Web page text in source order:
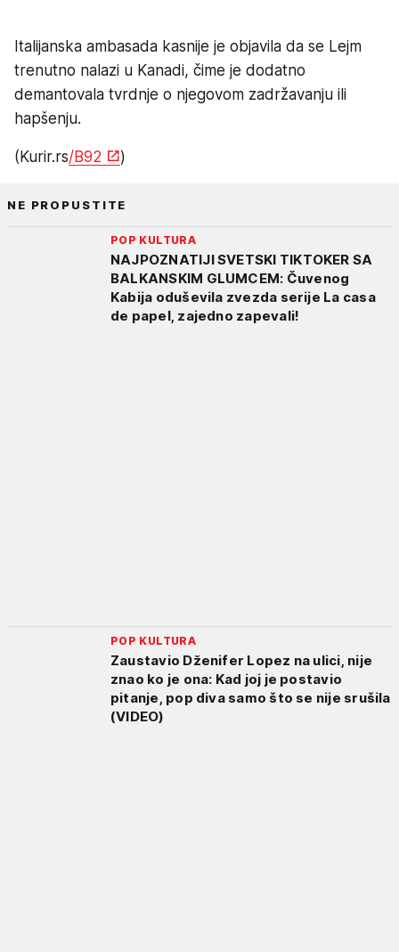
Italijanska ambasada kasnije je objavila da se Lejm
trenutno nalazi u Kanadi, čime je dodatno
demantovala tvrdnje o njegovom zadržavanju ili
hapšenju.
(Kurir.rs/B92 )
NE PROPUSTITE
POP KULTURA
NAJPOZNATIJI SVETSKI TIKTOKER SA
BALKANSKIM GLUMCEM: Čuvenog
Kabija oduševila zvezda serije La casa
de papel, zajedno zapevali!
POP KULTURA
Zaustavio Dženifer Lopez na ulici, nije
znao ko je ona: Kad joj je postavio
pitanje, pop diva samo što se nije srušila
(VIDEO)